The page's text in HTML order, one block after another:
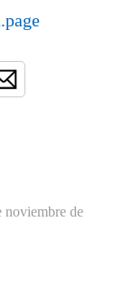
noviembre de